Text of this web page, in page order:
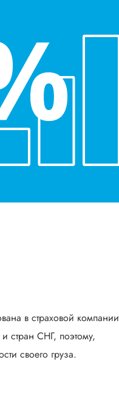
в страховой компании
стран СНГ, поэтому,
своего груза.